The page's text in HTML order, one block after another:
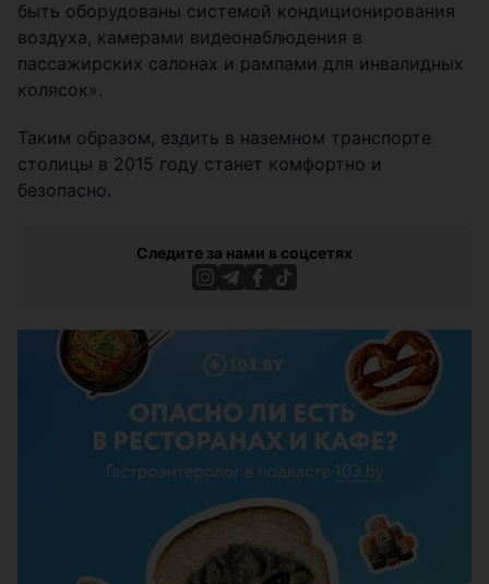
быть оборудованы системой кондиционирования
воздуха, камерами видеонаблюдения в
пассажирских салонах и рампами для инвалидных
колясок».
Таким образом, ездить в наземном транспорте
столицы в 2015 году станет комфортно и
безопасно.
Следите за нами в соцсетях